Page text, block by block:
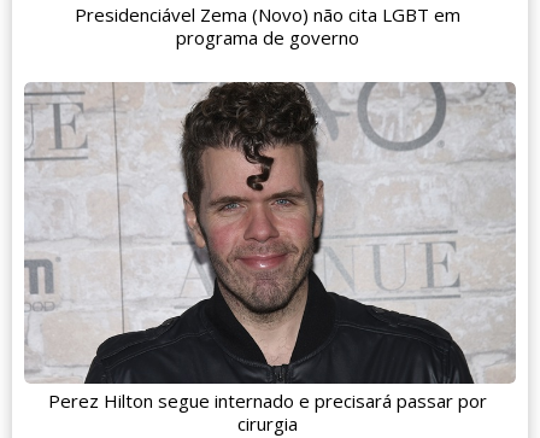
Presidenciável Zema (Novo) não cita LGBT em
programa de governo
Perez Hilton segue internado e precisará passar por
cirurgia